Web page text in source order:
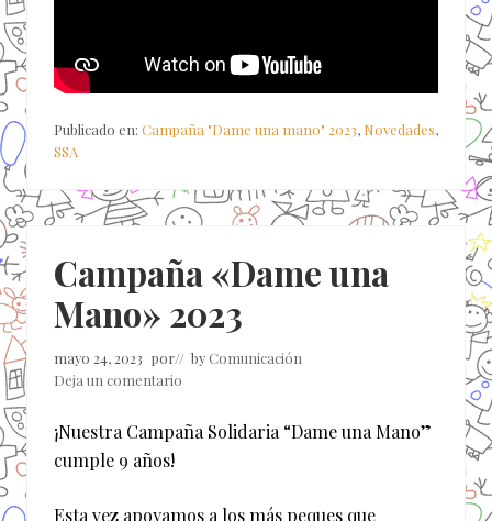
Publicado en: Campaña "Dame una mano" 2023, Novedades,
SSA
Campaña «Dame una
Mano» 2023
mayo 24, 2023 por// byComunicación
Deja un comentario
¡Nuestra Campaña Solidaria “Dame una Mano”
cumple 9 años!
Esta vez apoyamos a los más peques que